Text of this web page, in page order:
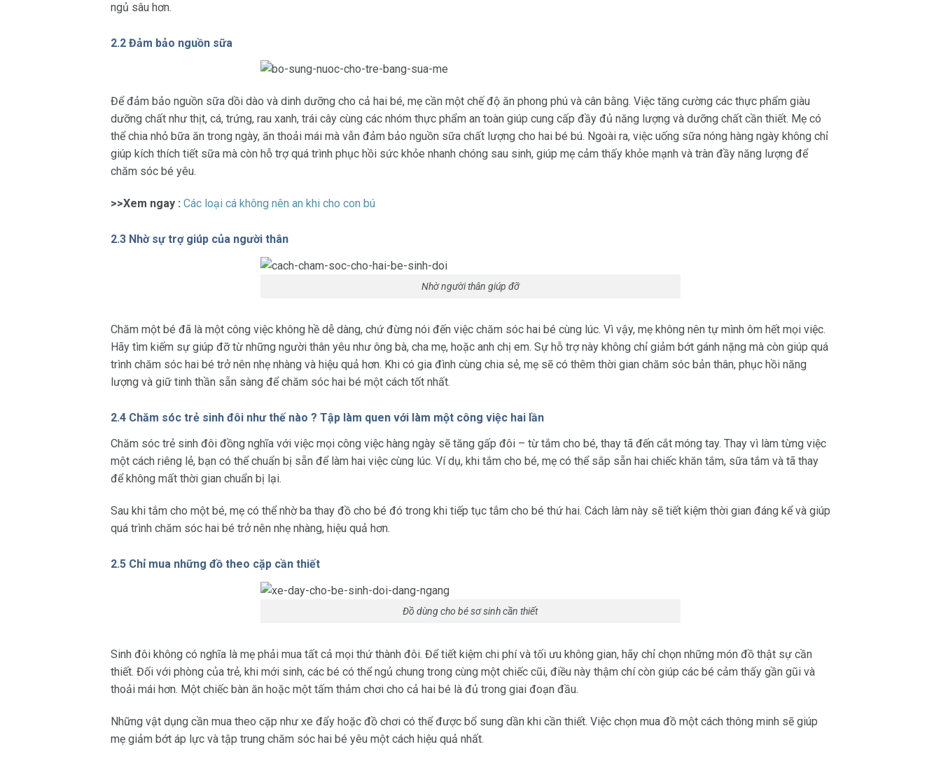
ngủ sâu hơn.
2.2 Đảm bảo nguồn sữa
Để đảm bảo nguồn sữa dồi dào và dinh dưỡng cho cả hai bé, mẹ cần một chế độ ăn phong phú và cân bằng. Việc tăng cường các thực phẩm giàu
dưỡng chất như thịt, cá, trứng, rau xanh, trái cây cùng các nhóm thực phẩm an toàn giúp cung cấp đầy đủ năng lượng và dưỡng chất cần thiết. Mẹ có
thể chia nhỏ bữa ăn trong ngày, ăn thoải mái mà vẫn đảm bảo nguồn sữa chất lượng cho hai bé bú. Ngoài ra, việc uống sữa nóng hàng ngày không chỉ
giúp kích thích tiết sữa mà còn hỗ trợ quá trình phục hồi sức khỏe nhanh chóng sau sinh, giúp mẹ cảm thấy khỏe mạnh và tràn đầy năng lượng để
chăm sóc bé yêu.
>>Xem ngay : Các loại cá không nên an khi cho con bú
2.3 Nhờ sự trợ giúp của người thân
Nhờ người thân giúp đỡ
Chăm một bé đã là một công việc không hề dễ dàng, chứ đừng nói đến việc chăm sóc hai bé cùng lúc. Vì vậy, mẹ không nên tự mình ôm hết mọi việc.
Hãy tìm kiếm sự giúp đỡ từ những người thân yêu như ông bà, cha mẹ, hoặc anh chị em. Sự hỗ trợ này không chỉ giảm bớt gánh nặng mà còn giúp quá
trình chăm sóc hai bé trở nên nhẹ nhàng và hiệu quả hơn. Khi có gia đình cùng chia sẻ, mẹ sẽ có thêm thời gian chăm sóc bản thân, phục hồi năng
lượng và giữ tinh thần sẵn sàng để chăm sóc hai bé một cách tốt nhất.
2.4 Chăm sóc trẻ sinh đôi như thế nào ? Tập làm quen với làm một công việc hai lần
Chăm sóc trẻ sinh đôi đồng nghĩa với việc mọi công việc hàng ngày sẽ tăng gấp đôi – từ tắm cho bé, thay tã đến cắt móng tay. Thay vì làm từng việc
một cách riêng lẻ, bạn có thể chuẩn bị sẵn để làm hai việc cùng lúc. Ví dụ, khi tắm cho bé, mẹ có thể sắp sẵn hai chiếc khăn tắm, sữa tắm và tã thay
để không mất thời gian chuẩn bị lại.
Sau khi tắm cho một bé, mẹ có thể nhờ ba thay đồ cho bé đó trong khi tiếp tục tắm cho bé thứ hai. Cách làm này sẽ tiết kiệm thời gian đáng kể và giúp
quá trình chăm sóc hai bé trở nên nhẹ nhàng, hiệu quả hơn.
2.5 Chỉ mua những đồ theo cặp cần thiết
Đồ dùng cho bé sơ sinh cần thiết
Sinh đôi không có nghĩa là mẹ phải mua tất cả mọi thứ thành đôi. Để tiết kiệm chi phí và tối ưu không gian, hãy chỉ chọn những món đồ thật sự cần
thiết. Đối với phòng của trẻ, khi mới sinh, các bé có thể ngủ chung trong cùng một chiếc cũi, điều này thậm chí còn giúp các bé cảm thấy gần gũi và
thoải mái hơn. Một chiếc bàn ăn hoặc một tấm thảm chơi cho cả hai bé là đủ trong giai đoạn đầu.
Những vật dụng cần mua theo cặp như xe đẩy hoặc đồ chơi có thể được bổ sung dần khi cần thiết. Việc chọn mua đồ một cách thông minh sẽ giúp
mẹ giảm bớt áp lực và tập trung chăm sóc hai bé yêu một cách hiệu quả nhất.